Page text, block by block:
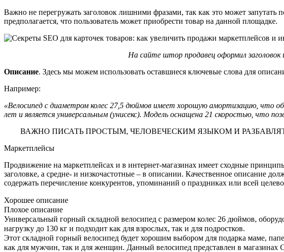
Важно не перегружать заголовок лишними фразами, так как это может запутать
предполагается, что пользователь может приобрести товар на данной площадке.
На сайте штор продавец оформил заголовок
Описание. Здесь мы можем использовать оставшиеся ключевые слова для
Например:
«Велосипед с диаметром колес 27,5 дюймов имеет хорошую амортизацию, что
лет и является универсальным (унисекс). Модель оснащена 21 скоростью, что
ВАЖНО ПИСАТЬ ПРОСТЫМ, ЧЕЛОВЕЧЕСКИМ ЯЗЫКОМ И
Маркетплейсы
Продвижение на маркетплейсах и в интернет-магазинах имеет сходные
заголовке, а средне- и низкочастотные – в описании. Качественное описание
содержать перечисление конкурентов, упоминаний о праздниках или всей
Хорошее описание
Плохое описание
Универсальный горный складной велосипед с размером колес 26 дюймов,
нагрузку до 130 кг и подходит как для взрослых, так и для подростков.
Этот складной горный велосипед будет хорошим выбором для подарка маме,
как для мужчин, так и для женщин. Данный велосипед представлен в магазинах